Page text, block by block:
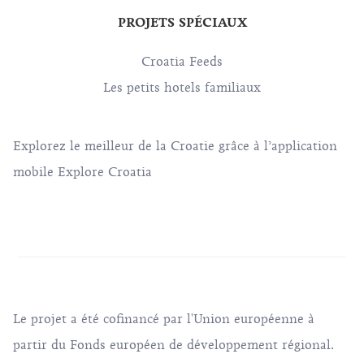
PROJETS SPÉCIAUX
Croatia Feeds
Les petits hotels familiaux
Explorez le meilleur de la Croatie grâce à l’application
mobile Explore Croatia
Le projet a été cofinancé par l'Union européenne à
partir du Fonds européen de développement régional.